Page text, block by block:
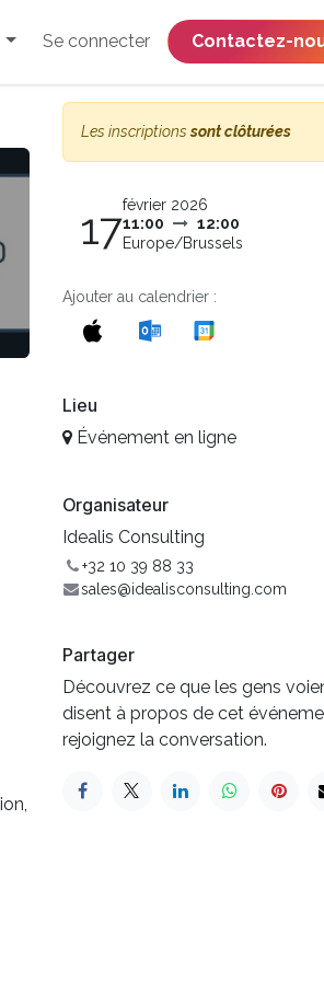
Se connecter ​​​​​​​​​​​​​​​​Contactez-
Les inscriptionssont clôturées
17février 2026
11:00
12:00
Europe/Brussels
Ajouter au calendrier :
Lieu
Événement en ligne
Organisateur
Idealis Consulting
+32 10 39 88 33
sales@idealisconsulting.com
Partager
Découvrez ce que les gens
disent à propos de cet
rejoignez la conversation.